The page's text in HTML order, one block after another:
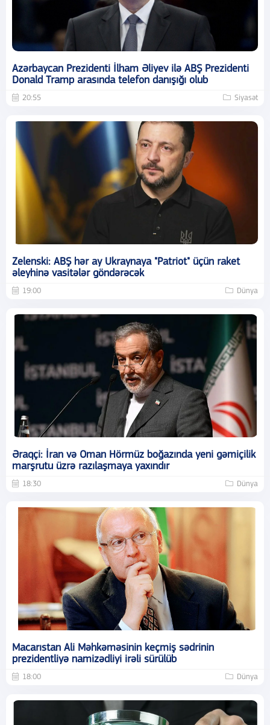
Azərbaycan Prezidenti İlham Əliyev ilə ABŞ Prezidenti
Donald Tramp arasında telefon danışığı olub
20:55 Siyasət
Zelenski: ABŞ hər ay Ukraynaya "Patriot" üçün raket
əleyhinə vasitələr göndərəcək
19:00 Dünya
Əraqçi: İran və Oman Hörmüz boğazında yeni gəmiçilik
marşrutu üzrə razılaşmaya yaxındır
18:30 Dünya
Macarıstan Ali Məhkəməsinin keçmiş sədrinin
prezidentliyə namizədliyi irəli sürülüb
18:00 Dünya